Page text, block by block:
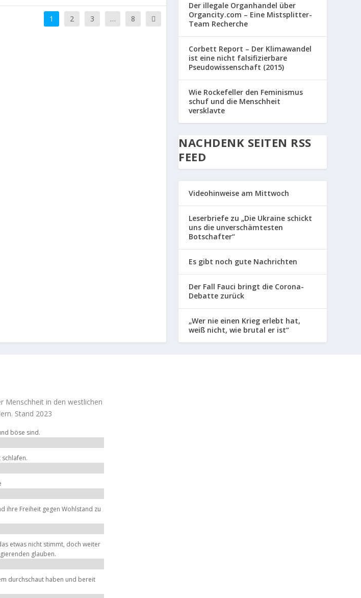
1 2 3 … 8
Der illegale Organhandel über
Organcity.com – Eine Mistsplitter-
Team Recherche
Corbett Report – Der Klimawandel
ist eine nicht falsifizierbare
Pseudowissenschaft (2015)
Wie Rockefeller den Feminismus
schuf und die Menschheit
versklavte
NACHDENK SEITEN RSS
FEED
Videohinweise am Mittwoch
Leserbriefe zu „Die Ukraine schickt
uns die unverschämtesten
Botschafter“
Es gibt noch gute Nachrichten
Der Fall Fauci bringt die Corona-
Debatte zurück
„Wer nie einen Krieg erlebt hat,
weiß nicht, wie brutal er ist“
Menschheit in den westlichen
Stand 2023
böse sind.
ihre Freiheit gegen Wohlstand zu
etwas nicht stimmt, doch weiter
glauben.
durchschaut haben und bereit